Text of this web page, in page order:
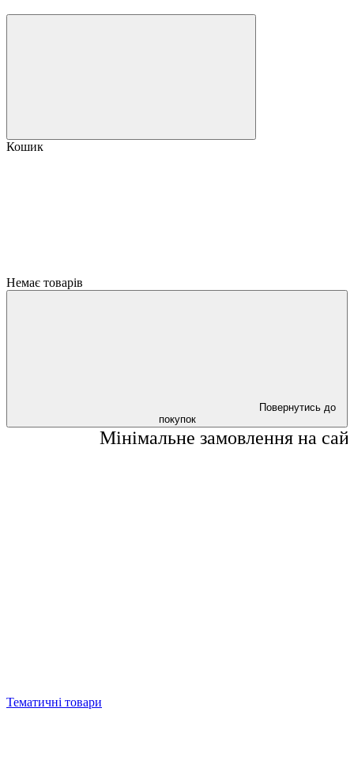
Кошик
Немає товарів
Повернутись до
покупок
Мінімальне замовлення на сайті
Тематичні товари